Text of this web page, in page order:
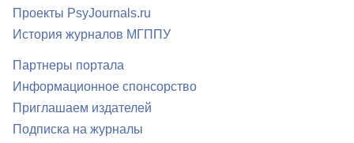
Проекты PsyJournals.ru
История журналов МГППУ
Партнеры портала
Информационное спонсорство
Приглашаем издателей
Подписка на журналы